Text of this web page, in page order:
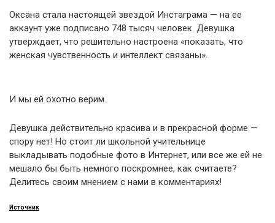
Оксана стала настоящей звездой Инстаграма — на ее
аккаунт уже подписано 748 тысяч человек. Девушка
утверждает, что решительно настроена «показать, что
женская чувственность и интеллект связаны».
И мы ей охотно верим.
Девушка действительно красива и в прекрасной форме —
спору нет! Но стоит ли школьной учительнице
выкладывать подобные фото в Интернет, или все же ей не
мешало бы быть немного поскромнее, как считаете?
Делитесь своим мнением с нами в комментариях!
Источник